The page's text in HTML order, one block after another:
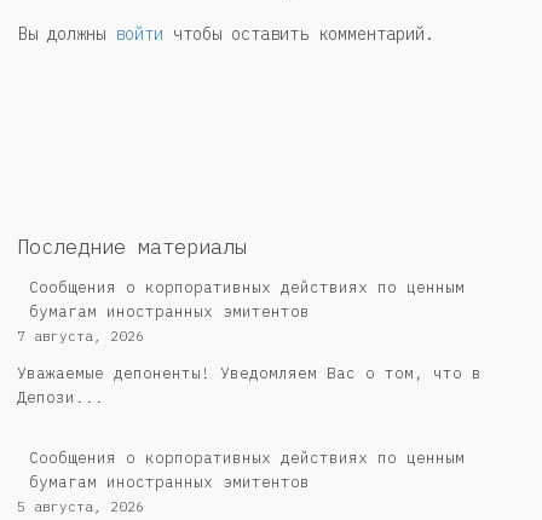
Вы должны войти чтобы оставить комментарий.
Последние материалы
Сообщения о корпоративных действиях по ценным
бумагам иностранных эмитентов
7 августа, 2026
Уважаемые депоненты! Уведомляем Вас о том, что в
Депози...
Сообщения о корпоративных действиях по ценным
бумагам иностранных эмитентов
5 августа, 2026